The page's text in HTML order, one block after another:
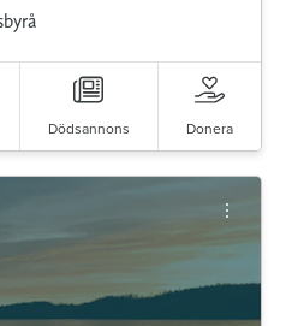
Dödsannons Donera